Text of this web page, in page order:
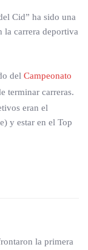
Cid” ha sido una
la carrera deportiva
del Campeonato
terminar carreras.
eran el
y estar en el Top
la primera